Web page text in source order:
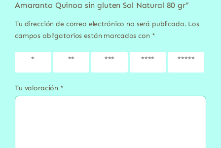
Amaranto Quinoa sin gluten Sol Natural 80 gr”
Tu dirección de correo electrónico no será publicada. Los
campos obligatorios están marcados con *
1 de 5
2 de 5
3 de 5
4 de 5
5 de 5
Tu valoración *